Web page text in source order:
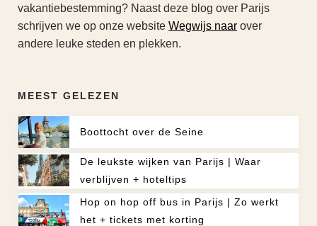
vakantiebestemming? Naast deze blog over Parijs
schrijven we op onze website Wegwijs naar over
andere leuke steden en plekken.
MEEST GELEZEN
Boottocht over de Seine
De leukste wijken van Parijs | Waar
verblijven + hoteltips
Hop on hop off bus in Parijs | Zo werkt
het + tickets met korting